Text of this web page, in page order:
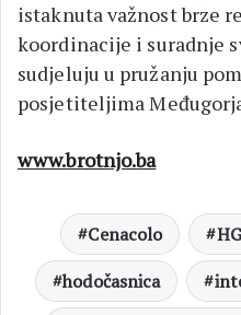
istaknuta važnost brze
koordinacije i suradnje
sudjeluju u pružanju
posjetiteljima
www.brotnjo.ba
Cenacolo
hodočasnica